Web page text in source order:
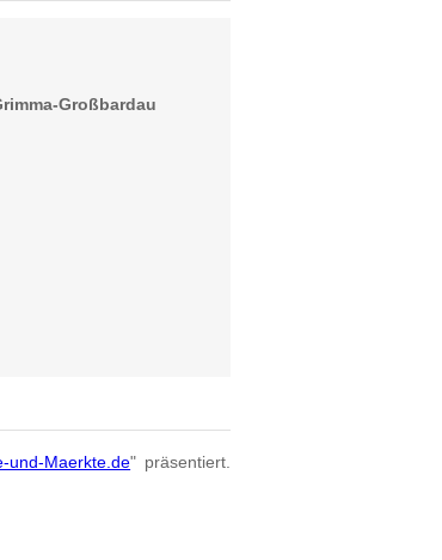
Großbardau
und-Maerkte.de" präsentiert.